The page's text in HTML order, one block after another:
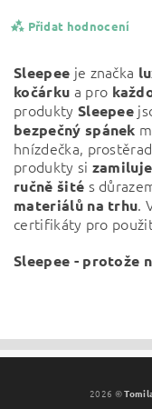
Přidat hodnocení
Sleepee je značka
kočárku a pro
produkty Sleepee
bezpečný spánek
hnízdečka,
produkty si
ručně šité s
materiálů na trhu.
certifikáty pro
Sleepee - protože
2026 ©